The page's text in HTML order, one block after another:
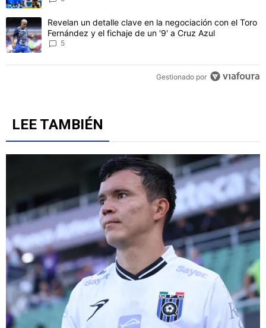
Un artículo de tendencia con el título "Revelan un detalle clave
Revelan un detalle clave en la negociación con el Toro
Fernández y el fichaje de un '9' a Cruz Azul
5
Gestionado por
LEE TAMBIÉN